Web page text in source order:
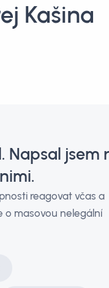
Kašina
Napsal jsem
reagovat včas a
o masovou nelegální